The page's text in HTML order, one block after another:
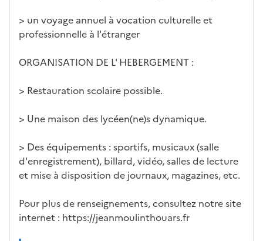
> un voyage annuel à vocation culturelle et
professionnelle à l'étranger
ORGANISATION DE L' HEBERGEMENT :
> Restauration scolaire possible.
> Une maison des lycéen(ne)s dynamique.
> Des équipements : sportifs, musicaux (salle
d'enregistrement), billard, vidéo, salles de lecture
et mise à disposition de journaux, magazines, etc.
Pour plus de renseignements, consultez notre site
internet : https://jeanmoulinthouars.fr